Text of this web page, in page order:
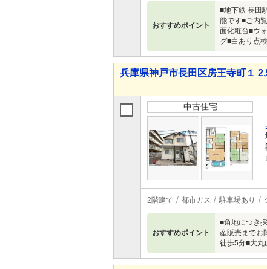
おすすめポイント
■地下鉄 長田
能です■ご内
面化粧台■ウ
グ■白あり点
兵庫県神戸市長田区房王寺町１
中古住宅
2階建て 都市ガス 駐車場あり
おすすめポイント
■角地につき
産販売まで
徒歩5分■大